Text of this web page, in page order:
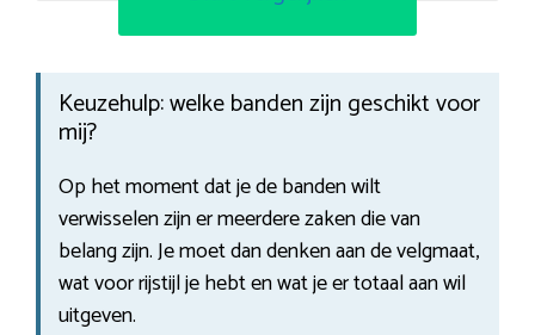
Keuzehulp: welke banden zijn geschikt voor
mij?
Op het moment dat je de banden wilt
verwisselen zijn er meerdere zaken die van
belang zijn. Je moet dan denken aan de velgmaat,
wat voor rijstijl je hebt en wat je er totaal aan wil
uitgeven.